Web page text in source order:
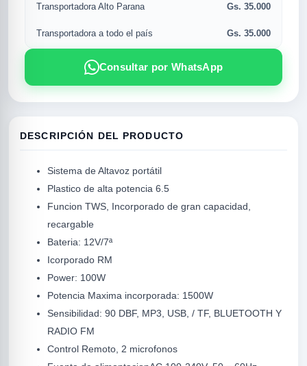
Transportadora Alto Parana Gs. 35.000
Transportadora a todo el país Gs. 35.000
Consultar por WhatsApp
DESCRIPCIÓN DEL PRODUCTO
Sistema de Altavoz portátil
Plastico de alta potencia 6.5
Funcion TWS, Incorporado de gran capacidad,
recargable
Bateria: 12V/7ª
Icorporado RM
Power: 100W
Potencia Maxima incorporada: 1500W
Sensibilidad: 90 DBF, MP3, USB, / TF, BLUETOOTH Y
RADIO FM
Control Remoto, 2 microfonos